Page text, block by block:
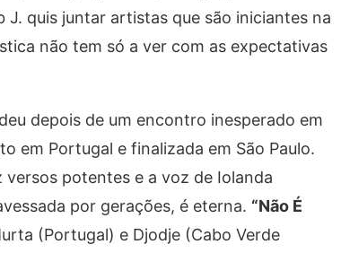
quis juntar artistas que são iniciantes na
não tem só a ver com as expectativas
depois de um encontro inesperado em
em Portugal e finalizada em São Paulo.
versos potentes e a voz de Iolanda
por gerações, é eterna. “Não É
(Portugal) e Djodje (Cabo Verde